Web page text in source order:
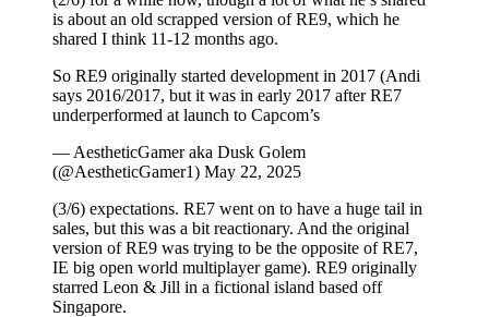
is about an old scrapped version of RE9, which he
shared I think 11-12 months ago.
So RE9 originally started development in 2017 (Andi
says 2016/2017, but it was in early 2017 after RE7
underperformed at launch to Capcom’s
— AestheticGamer aka Dusk Golem
(@AestheticGamer1) May 22, 2025
(3/6) expectations. RE7 went on to have a huge tail in
sales, but this was a bit reactionary. And the original
version of RE9 was trying to be the opposite of RE7,
IE big open world multiplayer game). RE9 originally
starred Leon & Jill in a fictional island based off
Singapore.